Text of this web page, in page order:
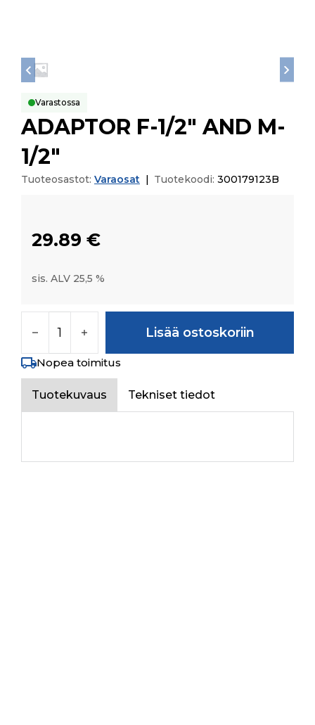
Varastossa
ADAPTOR F-1/2″ AND M-
1/2″
Tuoteosastot: Varaosat Tuotekoodi: 300179123B
29.89 €
sis. ALV 25,5 %
Lisää ostoskoriin
Nopea toimitus
Tuotekuvaus Tekniset tiedot